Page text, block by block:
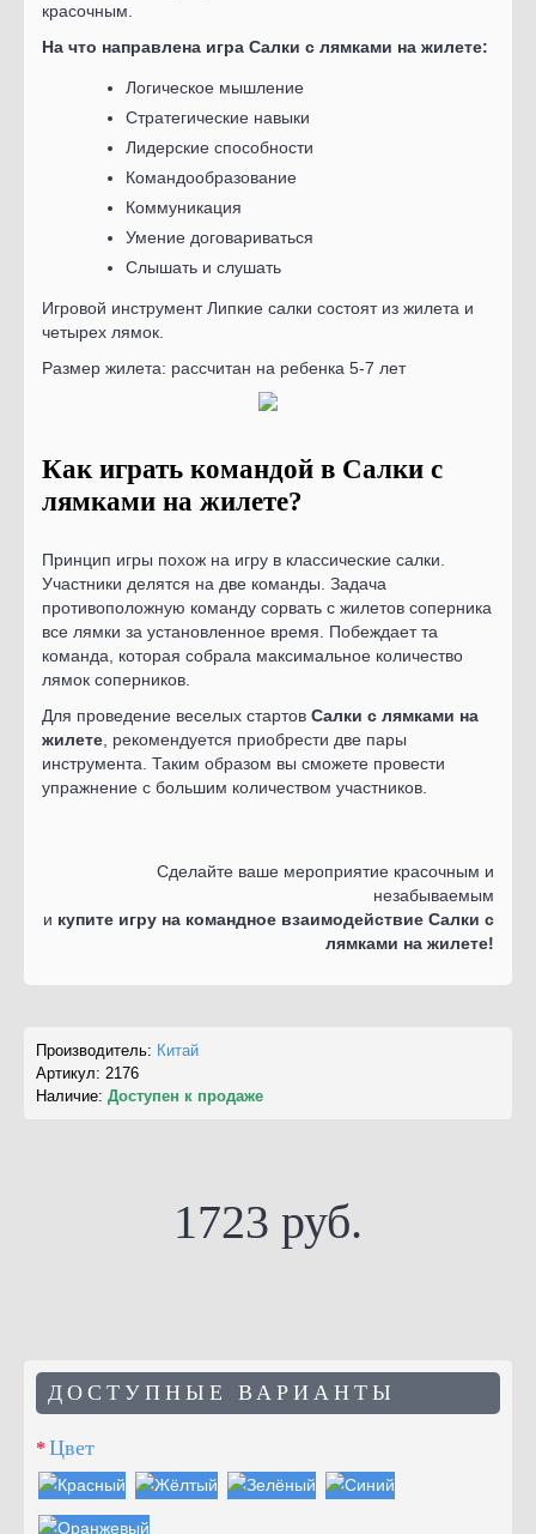
красочным.
На что направлена игра Салки с лямками на жилете:
Логическое мышление
Стратегические навыки
Лидерские способности
Командообразование
Коммуникация
Умение договариваться
Слышать и слушать
Игровой инструмент Липкие салки состоят из жилета и
четырех лямок.
Размер жилета: рассчитан на ребенка 5-7 лет
Как играть командой в Салки с
лямками на жилете?
Принцип игры похож на игру в классические салки.
Участники делятся на две команды. Задача
противоположную команду сорвать с жилетов соперника
все лямки за установленное время. Побеждает та
команда, которая собрала максимальное количество
лямок соперников.
Для проведение веселых стартов Салки с лямками на
жилете , рекомендуется приобрести две пары
инструмента. Таким образом вы сможете провести
упражнение с большим количеством участников.
Сделайте ваше мероприятие красочным и
незабываемым
и купите игру на командное взаимодействие Салки с
лямками на жилете!
Производитель: Китай
Артикул: 2176
Наличие: Доступен к продаже
1723 руб.
ДОСТУПНЫЕ ВАРИАНТЫ
Цвет